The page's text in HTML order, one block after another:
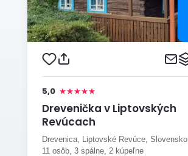
5,0
Drevenička v Liptovských
Revúcach
Drevenica, Liptovské Revúce, Slovensko
11 osôb, 3 spálne, 2 kúpeľne